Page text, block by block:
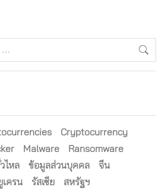
Cryptocurrency
Malware
Ransomware
ไหล ข้อมูลส่วนบุคคล
จีน
เครน รัสเซีย
สหรัฐฯ